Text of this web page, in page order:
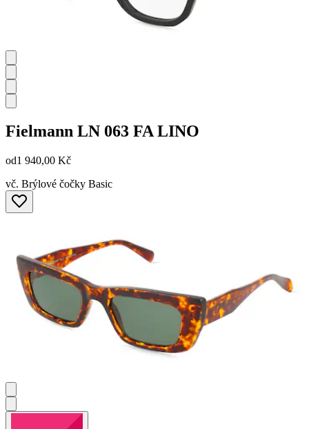
Fielmann LN 063 FA LINO
od1 940,00 Kč
vč. Brýlové čočky Basic